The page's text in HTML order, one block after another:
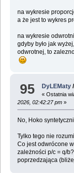
na wykresie
a że jest to wykres
na wykresie
gdyby było jak
odwrotnej, to
95 DyLEMaty
« Ostatnia
2026, 02:42:27 pm»
No, Hoko
Tylko tego nie
Co jest odwrócone
zależności p/c = q/
poprzedzająca